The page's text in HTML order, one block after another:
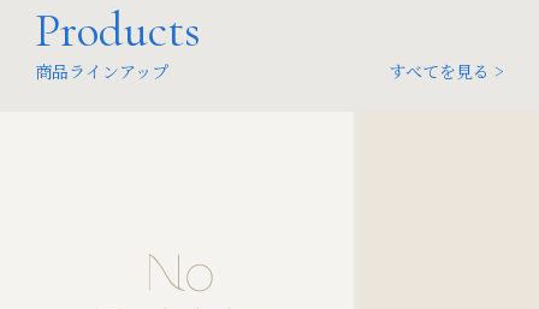
Products
商品ラインアップ すべてを見る >